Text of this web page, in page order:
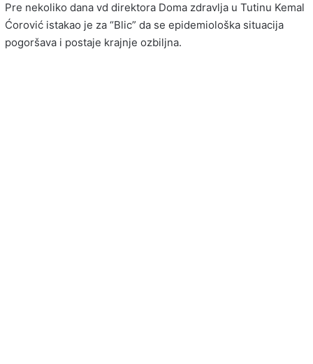
Pre nekoliko dana vd direktora Doma zdravlja u Tutinu Kemal
Ćorović istakao je za “Blic” da se epidemiološka situacija
pogoršava i postaje krajnje ozbiljna.